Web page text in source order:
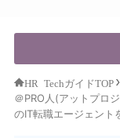
HR TechガイドTOP
＠PRO人(アットプロ
のIT転職エージェント